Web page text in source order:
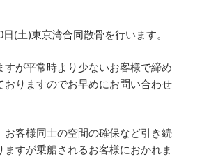
日(土)東京湾合同散骨を行います。
すが平常時より少ないお客様で締め
おりますのでお早めにお問い合わせ
お客様同士の空間の確保など引き続
ますが乗船されるお客様におかれま